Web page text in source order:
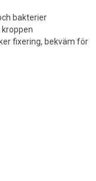
bakterier
fixering, bekväm för